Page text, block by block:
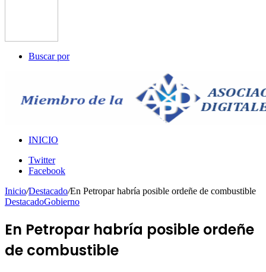
Buscar por
INICIO
Twitter
Facebook
Inicio/Destacado/En Petropar habría posible ordeñe de combustible
DestacadoGobierno
En Petropar habría posible ordeñe
de combustible